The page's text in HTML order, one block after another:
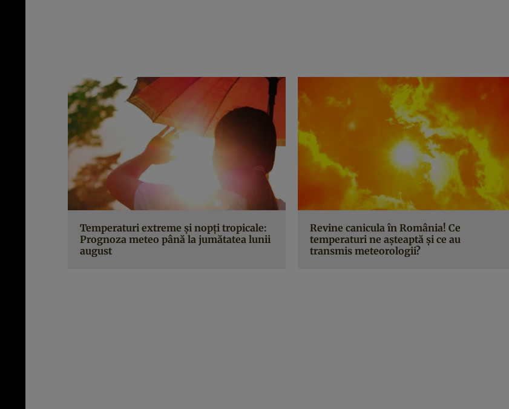
Temperaturi extreme și nopți tropicale:
Prognoza meteo până la jumătatea lunii
august
Revine canicula în România! Ce
temperaturi ne așteaptă și ce au
transmis meteorologii?